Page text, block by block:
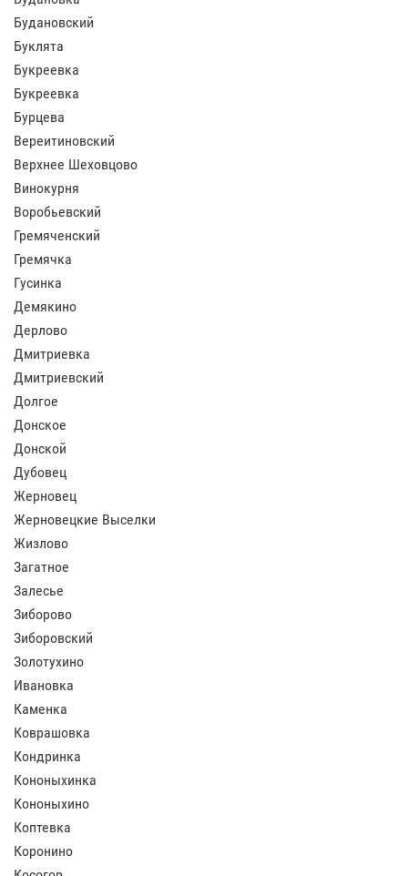
Будановский
Буклята
Букреевка
Букреевка
Бурцева
Вереитиновский
Верхнее Шеховцово
Винокурня
Воробьевский
Гремяченский
Гремячка
Гусинка
Демякино
Дерлово
Дмитриевка
Дмитриевский
Долгое
Донское
Донской
Дубовец
Жерновец
Жерновецкие Выселки
Жизлово
Загатное
Залесье
Зиборово
Зиборовский
Золотухино
Ивановка
Каменка
Коврашовка
Кондринка
Кононыхинка
Кононыхино
Коптевка
Коронино